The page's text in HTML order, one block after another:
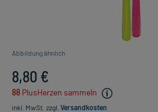
Abbildung ähnlich
8,80 €
88 PlusHerzen sammeln
inkl. MwSt. zzgl. Versandkosten